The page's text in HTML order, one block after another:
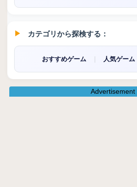
カテゴリから探検する：
おすすめゲーム 人気ゲーム
Advertisement